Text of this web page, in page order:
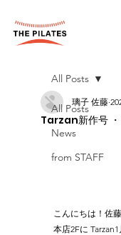
All Posts
News
from STAFF
All Posts
Tarzan新作号
璃子 佐藤
こんにちは！佐
本店2Fに